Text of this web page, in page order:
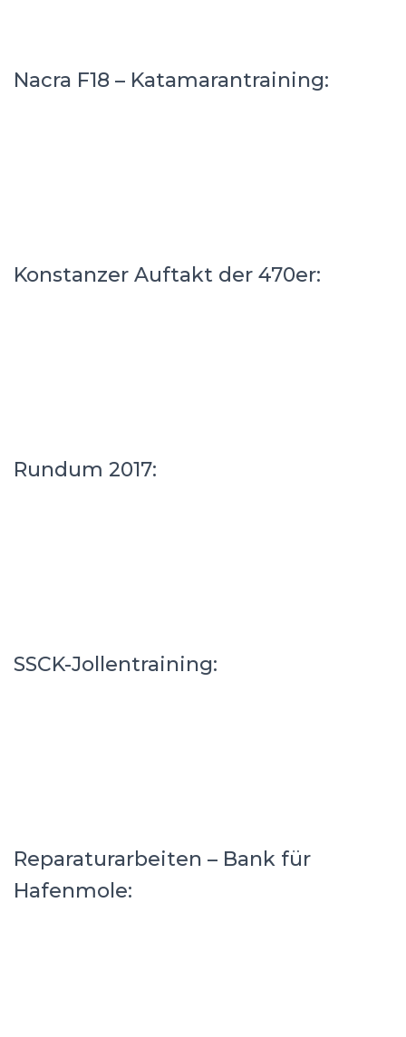
Nacra F18 – Katamarantraining:
Konstanzer Auftakt der 470er:
Rundum 2017:
SSCK-Jollentraining:
Reparaturarbeiten – Bank für
Hafenmole: